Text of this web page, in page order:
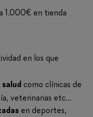
1.000€ en tienda
en los que
como clínicas de
veterinarias etc…
en deportes,